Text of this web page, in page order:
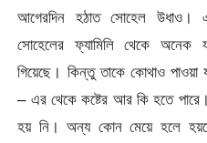
আগেরদিন হঠাত সোহেল উধাও।
সোহেলের ফ্যামিলি থেকে অনেক
গিয়েছে। কিন্তু তাকে কোথাও পাওয়া
– এর থেকে কষ্টের আর কি হতে
হয় নি। অন্য কোন মেয়ে হলে